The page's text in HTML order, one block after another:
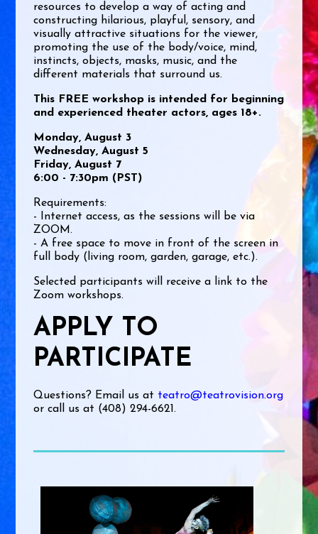
resources to develop a way of acting and
constructing hilarious, playful, sensory, and
visually attractive situations for the viewer,
promoting the use of the body/voice, mind,
instincts, objects, masks, music, and the
different materials that surround us.
This FREE workshop is intended for beginning
and experienced theater actors, ages 18+.
Monday, August 3
Wednesday, August 5
Friday, August 7
6:00 - 7:30pm (PST)
Requirements:
- Internet access, as the sessions will be via
ZOOM.
- A free space to move in front of the screen in
full body (living room, garden, garage, etc.).
Selected participants will receive a link to the
Zoom workshops.
APPLY TO
PARTICIPATE
Questions? Email us at teatro@teatrovision.org
or call us at (408) 294-6621.